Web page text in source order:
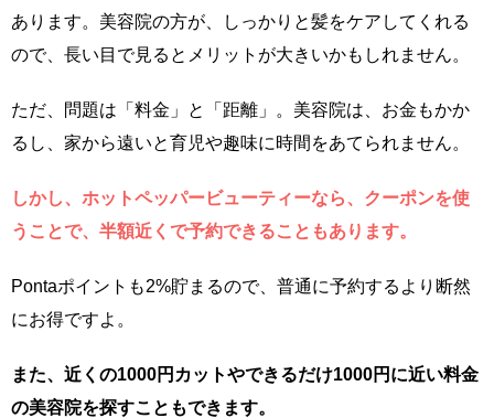
あります。美容院の方が、しっかりと髪をケアしてくれる
ので、長い目で見るとメリットが大きいかもしれません。
ただ、問題は「料金」と「距離」。美容院は、お金もかか
るし、家から遠いと育児や趣味に時間をあてられません。
しかし、ホットペッパービューティーなら、クーポンを使
うことで、半額近くで予約できることもあります。
Pontaポイントも2%貯まるので、普通に予約するより断然
にお得ですよ。
また、近くの1000円カットやできるだけ1000円に近い料金
の美容院を探すこともできます。